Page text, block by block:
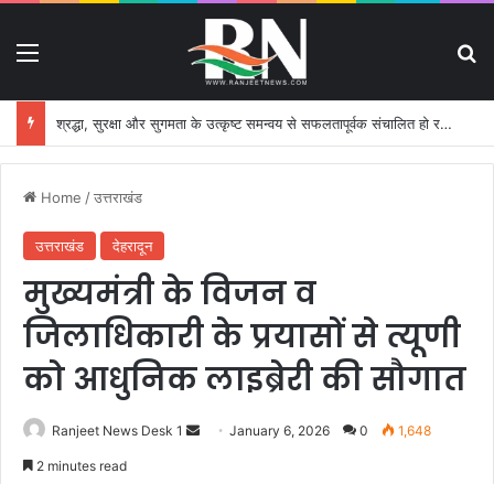
श्रद्धा, सुरक्षा और सुगमता के उत्कृष्ट समन्वय से सफलतापूर्वक संचालित हो रही कांवड़ यात्रा
Home /उत्तराखंड
उत्तराखंड देहरादून
मुख्यमंत्री के विजन व
जिलाधिकारी के प्रयासों से त्यूणी
को आधुनिक लाइब्रेरी की सौगात
Ranjeet News Desk 1 January 6, 2026 0 1,648
2 minutes read